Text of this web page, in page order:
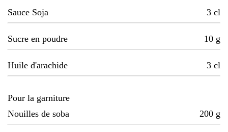
Sauce Soja 3 cl
Sucre en poudre 10 g
Huile d'arachide 3 cl
Pour la garniture
Nouilles de soba
200 g